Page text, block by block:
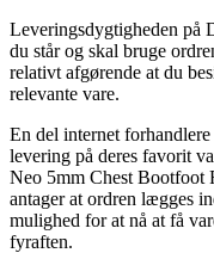
Leveringsdygtigheden på
du står og skal bruge
relativt afgørende at du
relevante vare.
En del internet
levering på deres favorit
Neo 5mm Chest Bootfoot
antager at ordren lægges
mulighed for at nå at få
fyraften.